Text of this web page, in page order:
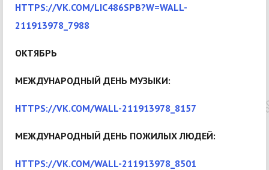
HTTPS://VK.COM/LIC486SPB?W=WALL-
211913978_7988
ОКТЯБРЬ
МЕЖДУНАРОДНЫЙ ДЕНЬ МУЗЫКИ:
HTTPS://VK.COM/WALL-211913978_8157
МЕЖДУНАРОДНЫЙ ДЕНЬ ПОЖИЛЫХ ЛЮДЕЙ:
HTTPS://VK.COM/WALL-211913978_8501